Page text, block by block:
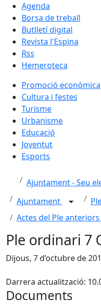
Agenda
Borsa de treball
Butlletí digital
Revista l'Espina
Rss
Hemeroteca
Promoció econòmica
Cultura i festes
Turisme
Urbanisme
Educació
Joventut
Esports
Ajuntament - Seu
Ajuntament
Actes del Ple anteriors
Ple ordinari 7
Dijous, 7 d’octubre de
Darrera actualització:
Documents